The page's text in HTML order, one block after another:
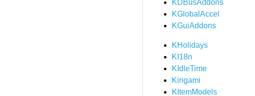
KDBusAddons
KGlobalAccel
KGuiAddons
KHolidays
KI18n
KIdleTime
Kirigami
KItemModels